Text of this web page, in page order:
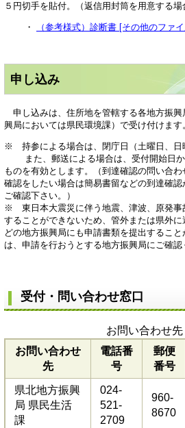
５円切手を貼付。（返信用封筒を用意する場
・ （参考様式）診断書 [その他のファ
申し込み
申し込みは、住所地を管轄する各地方振興
興局においては県民環境課）で受け付けます
※ 持参による場合は、閉庁日（土曜日、日
また、郵送による場合は、受付開始日か
ものを有効とします。（到達確認の問い合
確認をしたい場合は簡易書留などの到達確
ご確認下さい。）
※ 東日本大震災に伴う地震、津波、原発事
することができないため、管外または県外に
どの地方振興局にも申請書類を提出するこ
は、申請を行おうとする地方振興局にご確認
受付・問い合わせ窓口
お問い合わせ先
お問い合わせ
先
電話番
号
郵便
番号
県北地方振興
局 県民生活
課
024-
521-
2709
960-
8670